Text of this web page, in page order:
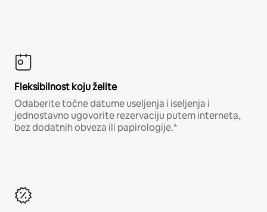
Fleksibilnost koju želite
Odaberite točne datume useljenja i iseljenja i
jednostavno ugovorite rezervaciju putem interneta,
bez dodatnih obveza ili papirologije.*